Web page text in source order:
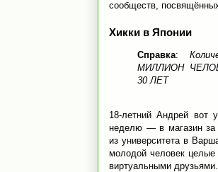
сообществ,
Хикки в Японии
Справка:
МИЛЛИОН
30 ЛЕТ
18-летний Андрей вот
неделю — в магазин за
из университета в
молодой человек целые
виртуальными